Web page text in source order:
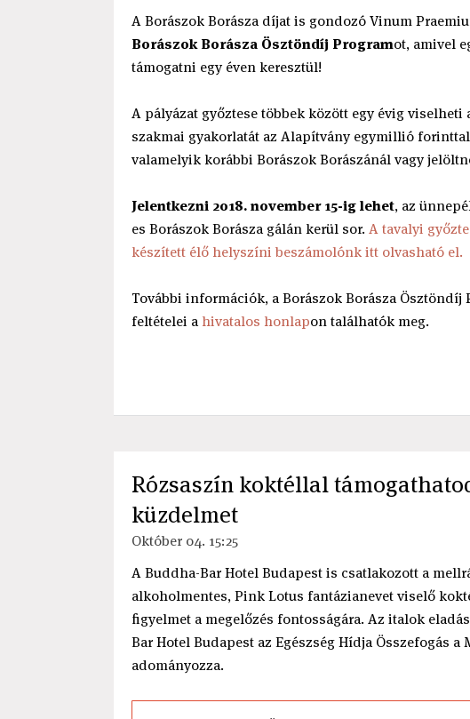
A Borászok Borásza díjat is gondozó Vinum
Borászok Borásza Ösztöndíj Programot, amivel
támogatni egy éven keresztül!
A pályázat győztese többek között egy évig
szakmai gyakorlatát az Alapítvány egymillió
valamelyik korábbi Borászok Borászánál vagy
Jelentkezni 2018. november 15-ig lehet, az
es Borászok Borásza gálán kerül sor. A tavalyi
készített élő helyszíni beszámolónk itt olvasható el.
További információk, a Borászok Borásza Ösztöndíj
feltételei a hivatalos honlapon találhatók meg.
Rózsaszín koktéllal
küzdelmet
Október 04. 15:25
A Buddha-Bar Hotel Budapest is csatlakozott a
alkoholmentes, Pink Lotus fantázianevet viselő
figyelmet a megelőzés fontosságára. Az italok
Bar Hotel Budapest az Egészség Hídja Összefogás
adományozza.